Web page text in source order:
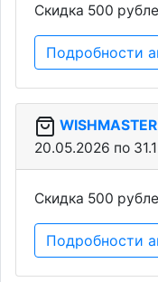
Скидка 500
Подробности
20.05.2026 по
Скидка 500
Подробности